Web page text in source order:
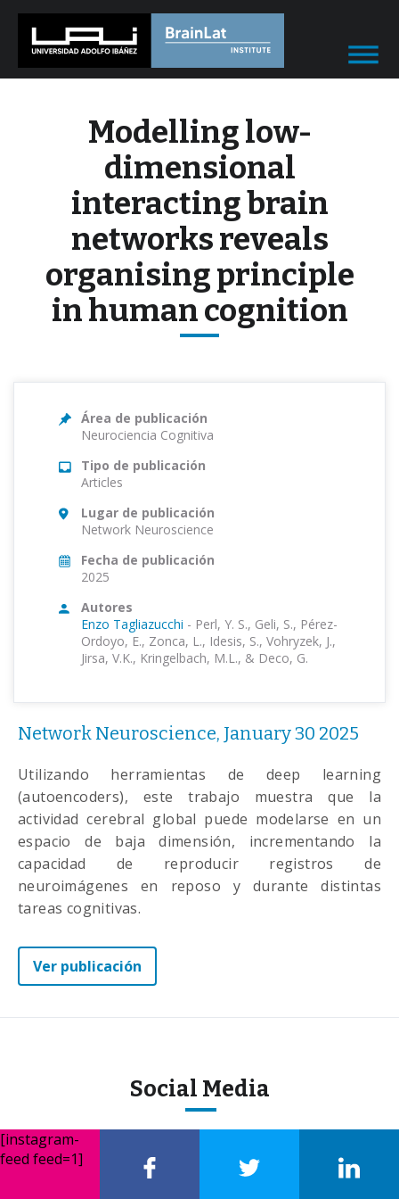
Modelling low-
dimensional
interacting brain
networks reveals
organising principle
in human cognition
Área de publicación
Neurociencia Cognitiva
Tipo de publicación
Articles
Lugar de publicación
Network Neuroscience
Fecha de publicación
2025
Autores
Enzo Tagliazucchi - Perl, Y. S., Geli, S., Pérez-
Ordoyo, E., Zonca, L., Idesis, S., Vohryzek, J.,
Jirsa, V.K., Kringelbach, M.L., & Deco, G.
Network Neuroscience, January 30 2025
Utilizando herramientas de deep learning
(autoencoders), este trabajo muestra que la
actividad cerebral global puede modelarse en un
espacio de baja dimensión, incrementando la
capacidad de reproducir registros de
neuroimágenes en reposo y durante distintas
tareas cognitivas.
Ver publicación
Social Media
[instagram-
feed feed=1]